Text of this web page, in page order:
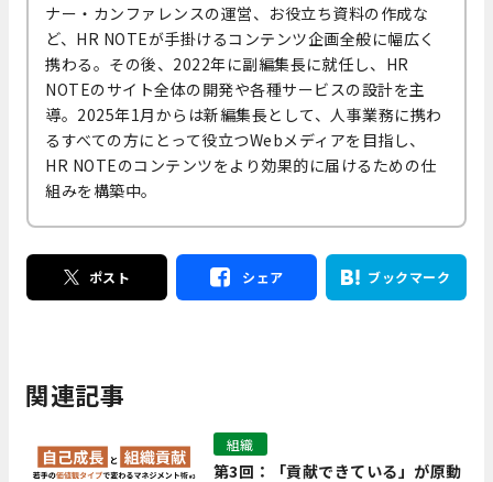
ナー・カンファレンスの運営、お役立ち資料の作成な
ど、HR NOTEが手掛けるコンテンツ企画全般に幅広く
携わる。その後、2022年に副編集長に就任し、HR
NOTEのサイト全体の開発や各種サービスの設計を主
導。2025年1月からは新編集長として、人事業務に携わ
るすべての方にとって役立つWebメディアを目指し、
HR NOTEのコンテンツをより効果的に届けるための仕
組みを構築中。
ポスト シェア ブックマーク
関連記事
第3回：「貢献できている」が原動
組織